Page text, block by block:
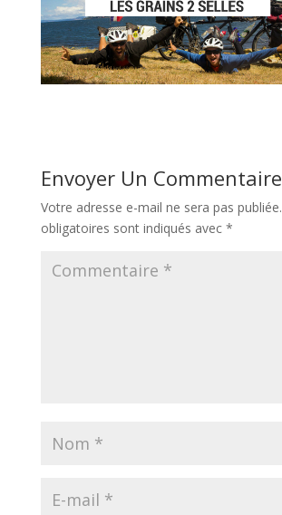
Envoyer Un Commentaire
Votre adresse e-mail ne sera pas publiée.
obligatoires sont indiqués avec *